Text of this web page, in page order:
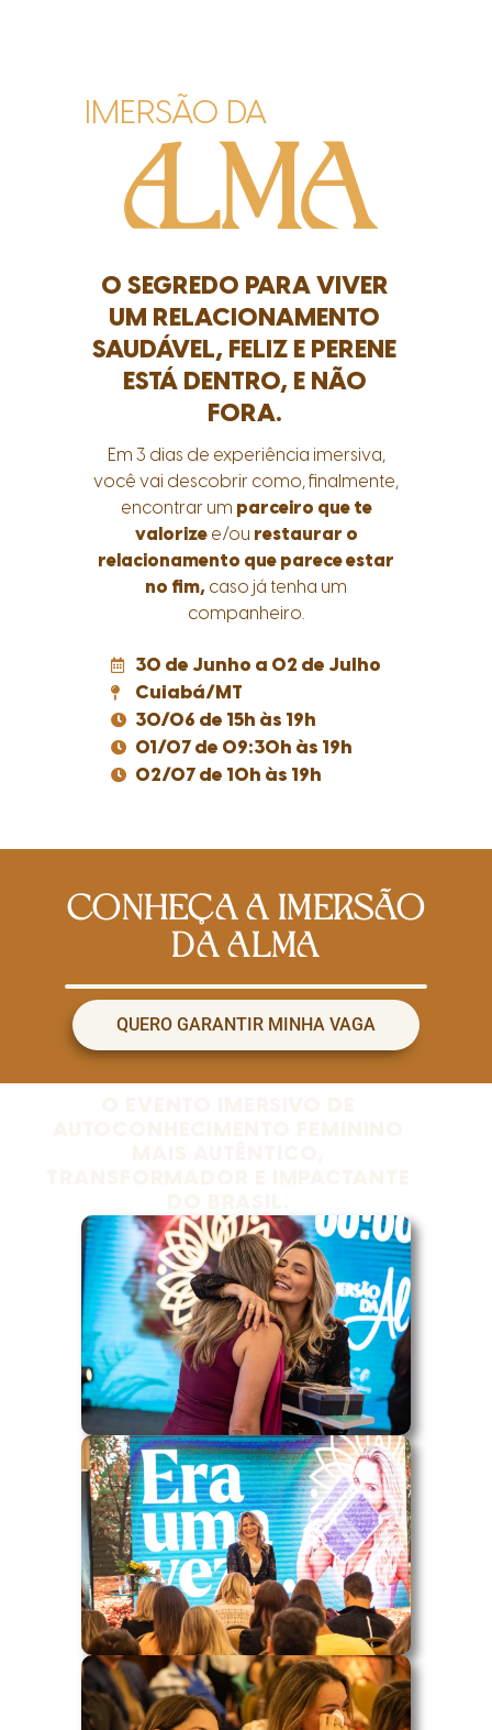
IMERSÃO DA
ALMA
O SEGREDO PARA VIVER
UM RELACIONAMENTO
SAUDÁVEL, FELIZ E PERENE
ESTÁ DENTRO, E NÃO
FORA.
Em 3 dias de experiência imersiva,
você vai descobrir como, finalmente,
encontrar um parceiro que te
valorize e/ou restaurar o
relacionamento que parece estar
no fim, caso já tenha um
companheiro.
30 de Junho a 02 de Julho
Cuiabá/MT
30/06 de 15h às 19h
01/07 de 09:30h às 19h
02/07 de 10h às 19h
CONHEÇA A IMERSÃO
DA ALMA
QUERO GARANTIR MINHA VAGA